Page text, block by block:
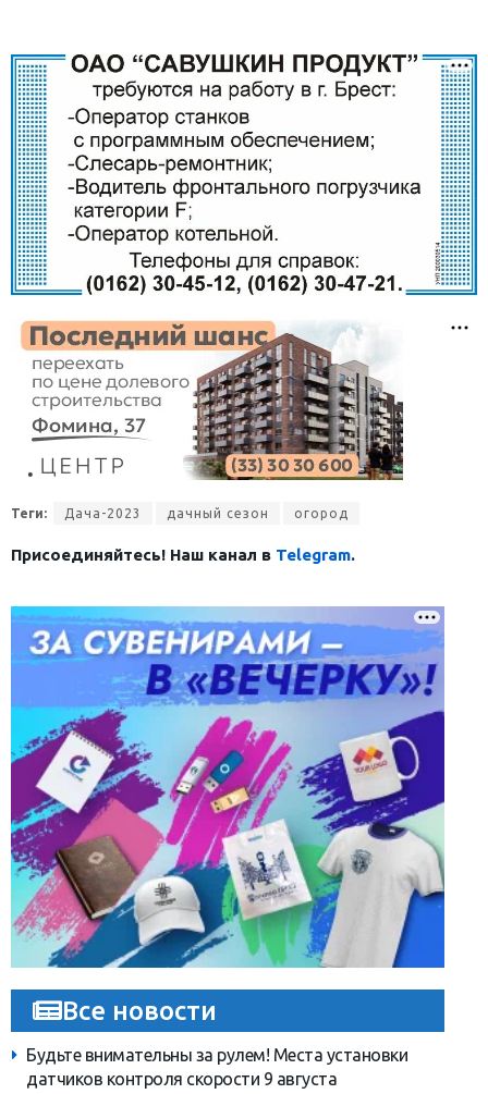
Теги: Дача-2023 дачный сезон огород
Присоединяйтесь! Наш канал в Telegram.
Все новости
Будьте внимательны за рулем! Места установки
датчиков контроля скорости 9 августа